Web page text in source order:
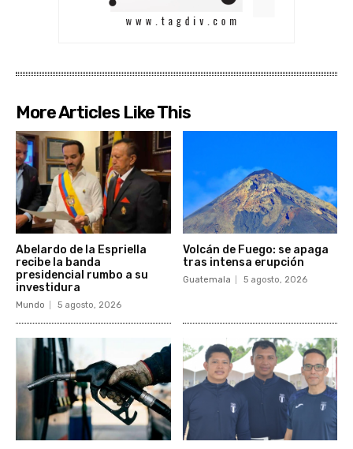
More Articles Like This
Abelardo de la Espriella
recibe la banda
presidencial rumbo a su
investidura
Mundo 5 agosto, 2026
Volcán de Fuego: se apaga
tras intensa erupción
Guatemala 5 agosto, 2026